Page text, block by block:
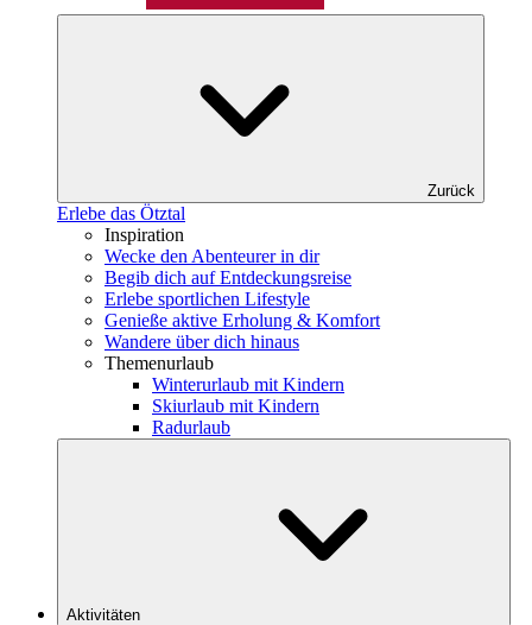
Zurück
Erlebe das Ötztal
Inspiration
Wecke den Abenteurer in dir
Begib dich auf Entdeckungsreise
Erlebe sportlichen Lifestyle
Genieße aktive Erholung & Komfort
Wandere über dich hinaus
Themenurlaub
Winterurlaub mit Kindern
Skiurlaub mit Kindern
Radurlaub
Aktivitäten